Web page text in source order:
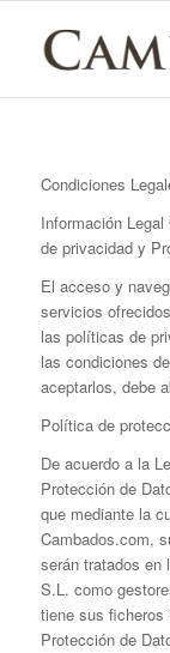
Condiciones
Información
de privacidad y
El acceso y
servicios
las políticas de
las condiciones
aceptarlos, debe
Política de
De acuerdo a la
Protección de
que mediante la
Cambados.com,
serán tratados en
S.L. como
tiene sus ficheros
Protección de